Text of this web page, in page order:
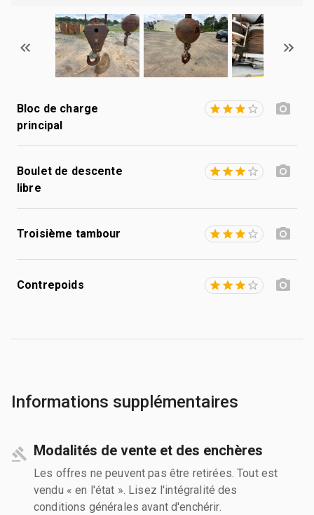
Bloc de charge
principal
Boulet de descente
libre
Troisième tambour
Contrepoids
Informations supplémentaires
Modalités de vente et des enchères
Les offres ne peuvent pas être retirées. Tout est
vendu « en l'état ». Lisez l'intégralité des
conditions générales avant d'enchérir.